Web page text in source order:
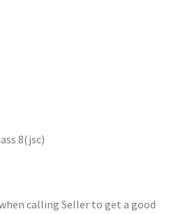
8(jsc)
calling Seller to get a good